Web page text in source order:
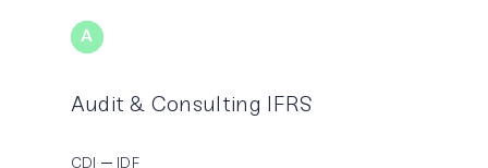
A UDIT
Audit & Consulting IFRS
CDI IDF